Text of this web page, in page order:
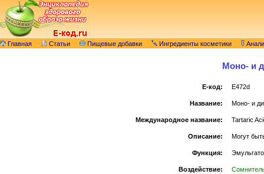
Главная Статьи Пищевые добавки Ингредиенты косметики
Моно- и
E-код: E472d
Название: Моно- и
Международное название: Tartaric
Описание: Могут
Функция:
Воздействие: